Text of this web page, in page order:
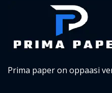
Prima paper on oppaasi